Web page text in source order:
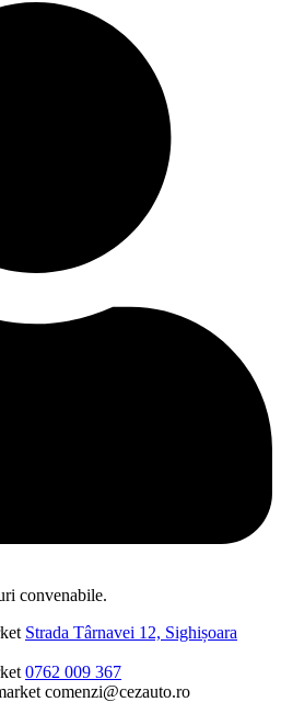
convenabile.
Strada Târnavei 12, Sighișoara
0762 009 367
comenzi@cezauto.ro